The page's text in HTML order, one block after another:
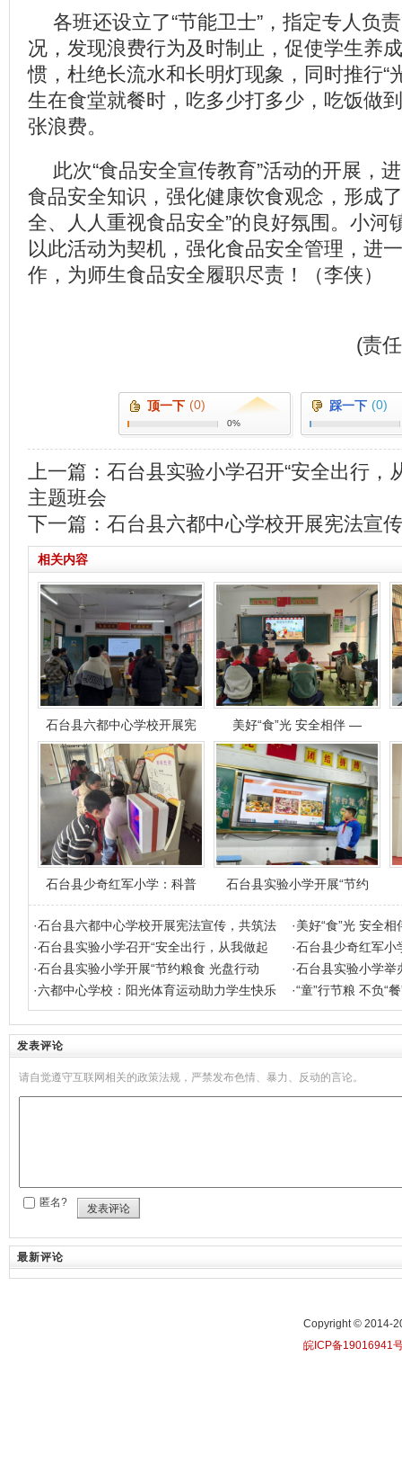
各班还设立了“节能卫士”，指定专人负
况，发现浪费行为及时制止，促使学生养
惯，杜绝长流水和长明灯现象，同时推行“
生在食堂就餐时，吃多少打多少，吃饭做
张浪费。
此次“食品安全宣传教育”活动的开展，
食品安全知识，强化健康饮食观念，形成
全、人人重视食品安全”的良好氛围。小河
以此活动为契机，强化食品安全管理，进
作，为师生食品安全履职尽责！
（李侠）
(责
顶一下 (0)
0%
踩一下 (0)
上一篇： 石台县实验小学召开“安全出行，
主题班会
下一篇： 石台县六都中心学校开展宪法宣
相关内容
石台县六都中心学校开展宪 美好“食”光 安全相伴 —
石台县少奇红军小学：科普 石台县实验小学开展“节约
·石台县六都中心学校开展宪法宣传，共筑法 ·美好“食”光 安全
·石台县实验小学召开“安全出行，从我做起 ·石台县少奇红军小
·石台县实验小学开展“节约粮食 光盘行动 ·石台县实验小学举
·六都中心学校：阳光体育运动助力学生快乐 ·“童”行节粮 不负“
发表评论
请自觉遵守互联网相关的政策法规，严禁发布色情、暴力、反动的言论。
匿名?
发表评论
最新评论
Copyright © 2014-
皖ICP备19016941